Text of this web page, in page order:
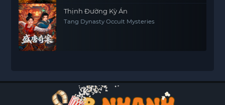
Thịnh Đường Kỳ Án
Tang Dynasty Occult Mysteries